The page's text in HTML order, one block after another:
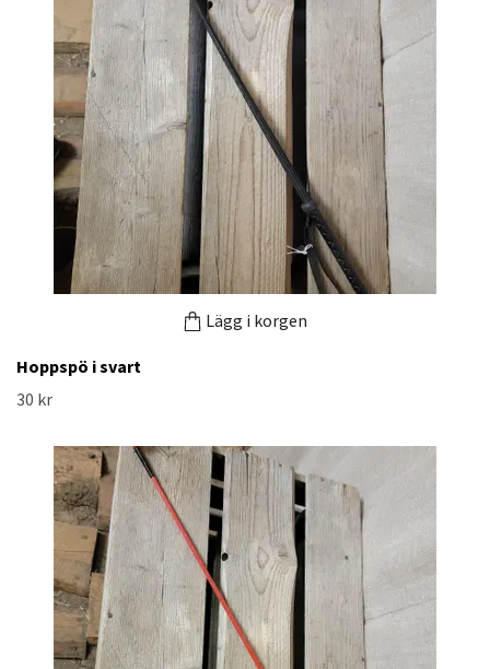
Lägg i korgen
Hoppspö i svart
30 kr